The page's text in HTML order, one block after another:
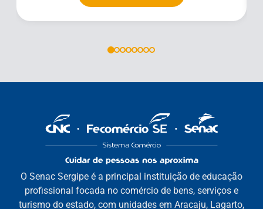
O Senac Sergipe é a principal instituição de educação
profissional focada no comércio de bens, serviços e
turismo do estado, com unidades em Aracaju, Lagarto,